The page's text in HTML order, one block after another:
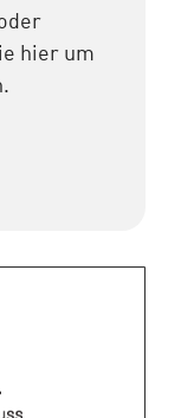
hier um